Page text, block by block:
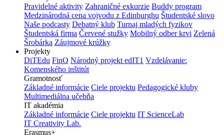
Pravidelné aktivity Zahraničné exkurzie Buddy program
Medzinárodná cena vojvodu z Edinburghu Študentské slovo
Naše podcasty Debatný klub Turnaj mladých fyzikov
Študentská firma Červené stužky Mobilný odber krvi Zelená
Šrobárka Záujmové krúžky
Projekty
DiTEdu FinQ Národný projekt edIT1 Vzdelávanie:
Komenského inštitút
Gramotnosť
Základné informácie Ciele projektu Pedagogické kluby
Multimediálna učebňa
IT akadémia
Základné informácie Ciele projektu IT ScienceLab
IT Creativity Lab.
Erasmus+